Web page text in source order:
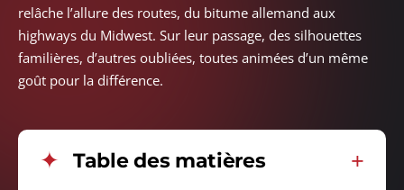
relâche l’allure des routes, du bitume allemand aux
highways du Midwest. Sur leur passage, des silhouettes
familières, d’autres oubliées, toutes animées d’un même
goût pour la différence.
Table des matières